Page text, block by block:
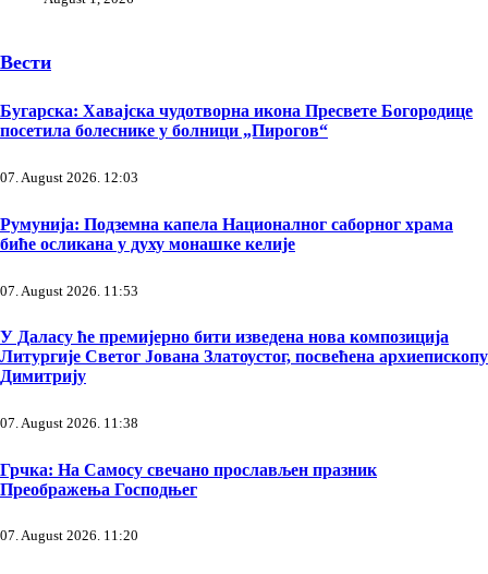
Вести
Бугарска: Хавајска чудотворна икона Пресвете Богородице
посетила болеснике у болници „Пирогов“
07. August 2026. 12:03
Румунија: Подземна капела Националног саборног храма
биће осликана у духу монашке келије
07. August 2026. 11:53
У Даласу ће премијерно бити изведена нова композиција
Литургије Светог Јована Златоустог, посвећена архиепископу
Димитрију
07. August 2026. 11:38
Грчка: На Самосу свечано прослављен празник
Преображења Господњег
07. August 2026. 11:20